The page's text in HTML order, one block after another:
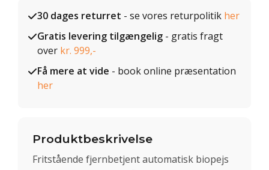
30 dages returret - se vores returpolitik her
Gratis levering tilgængelig - gratis fragt
over kr. 999,-
Få mere at vide - book online præsentation
her
Produktbeskrivelse
Fritstående fjernbetjent automatisk biopejs